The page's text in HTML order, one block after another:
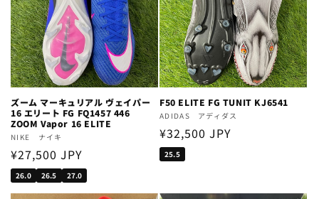
ズーム マーキュリアル ヴェイパー
16 エリート FG FQ1457 446
ZOOM Vapor 16 ELITE
Vendor:
NIKE ナイキ
Regular
price
¥27,500 JPY
26.0 26.5 27.0
F50 ELITE FG TUNIT KJ6541
Vendor:
ADIDAS アディダス
Regular
price
¥32,500 JPY
25.5